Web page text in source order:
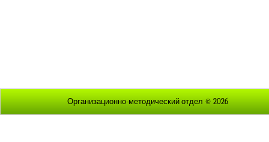
Организационно-методический отдел © 2026